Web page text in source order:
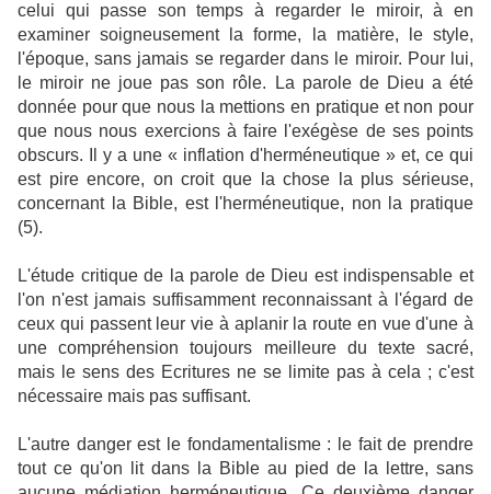
celui qui passe son temps à regarder le miroir, à en
examiner soigneusement la forme, la matière, le style,
l'époque, sans jamais se regarder dans le miroir. Pour lui,
le miroir ne joue pas son rôle. La parole de Dieu a été
donnée pour que nous la mettions en pratique et non pour
que nous nous exercions à faire l'exégèse de ses points
obscurs. Il y a une « inflation d'herméneutique » et, ce qui
est pire encore, on croit que la chose la plus sérieuse,
concernant la Bible, est l'herméneutique, non la pratique
(5).
L'étude critique de la parole de Dieu est indispensable et
l'on n'est jamais suffisamment reconnaissant à l'égard de
ceux qui passent leur vie à aplanir la route en vue d'une à
une compréhension toujours meilleure du texte sacré,
mais le sens des Ecritures ne se limite pas à cela ; c'est
nécessaire mais pas suffisant.
L'autre danger est le fondamentalisme : le fait de prendre
tout ce qu'on lit dans la Bible au pied de la lettre, sans